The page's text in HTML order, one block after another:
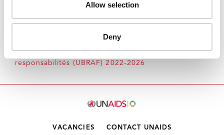
Allow selection
Deny
publications, infographies, etc.
jour: Cadre Unifié du budget, des résultats et des
responsabilités (UBRAF) 2022-2026
VACANCIES CONTACT UNAIDS